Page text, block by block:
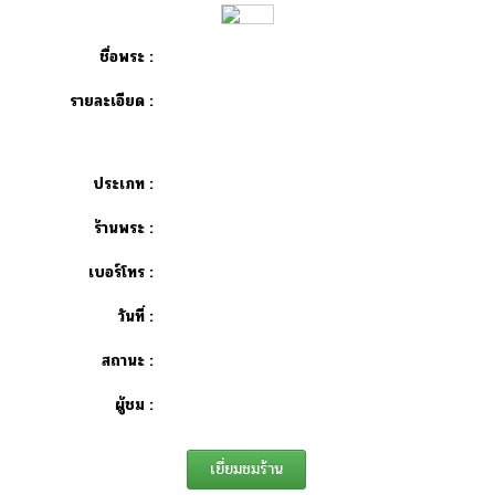
ชื่อพระ :
รายละเอียด :
ประเภท :
ร้านพระ :
เบอร์โทร :
วันที่ :
สถานะ :
ผู้ชม :
เยี่ยมชมร้าน